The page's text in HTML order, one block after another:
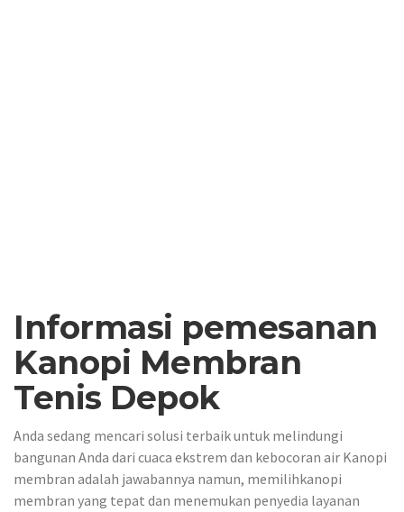
Informasi pemesanan
Kanopi Membran
Tenis Depok
Anda sedang mencari solusi terbaik untuk melindungi
bangunan Anda dari cuaca ekstrem dan kebocoran air Kanopi
membran adalah jawabannya namun, memilihkanopi
membran yang tepat dan menemukan penyedia layanan